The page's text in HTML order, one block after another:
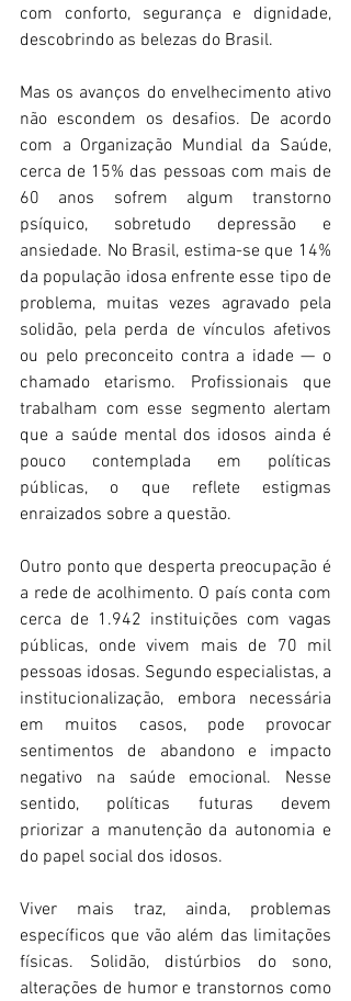
com conforto, segurança e dignidade,
descobrindo as belezas do Brasil.
Mas os avanços do envelhecimento ativo
não escondem os desafios. De acordo
com a Organização Mundial da Saúde,
cerca de 15% das pessoas com mais de
60 anos sofrem algum transtorno
psíquico, sobretudo depressão e
ansiedade. No Brasil, estima-se que 14%
da população idosa enfrente esse tipo de
problema, muitas vezes agravado pela
solidão, pela perda de vínculos afetivos
ou pelo preconceito contra a idade — o
chamado etarismo. Profissionais que
trabalham com esse segmento alertam
que a saúde mental dos idosos ainda é
pouco contemplada em políticas
públicas, o que reflete estigmas
enraizados sobre a questão.
Outro ponto que desperta preocupação é
a rede de acolhimento. O país conta com
cerca de 1.942 instituições com vagas
públicas, onde vivem mais de 70 mil
pessoas idosas. Segundo especialistas, a
institucionalização, embora necessária
em muitos casos, pode provocar
sentimentos de abandono e impacto
negativo na saúde emocional. Nesse
sentido, políticas futuras devem
priorizar a manutenção da autonomia e
do papel social dos idosos.
Viver mais traz, ainda, problemas
específicos que vão além das limitações
físicas. Solidão, distúrbios do sono,
alterações de humor e transtornos como